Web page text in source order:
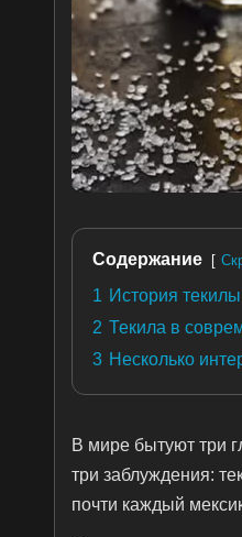
Содержание
1 История текилы
2 Текила в
3 Несколько
В мире бытуют три
три заблуждения:
почти каждый